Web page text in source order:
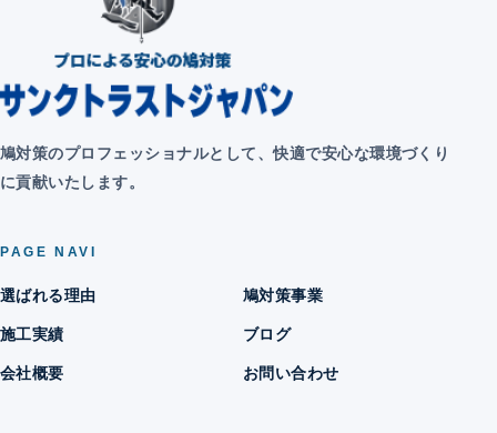
鳩対策のプロフェッショナルとして、快適で安心な環境づくり
に貢献いたします。
PAGE NAVI
選ばれる理由 鳩対策事業
施工実績 ブログ
会社概要 お問い合わせ